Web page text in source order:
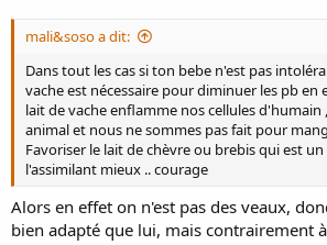
mali&soso a dit:
Dans tout les cas si ton bebe n'est pas
vache est nécessaire pour diminuer les pb en
lait de vache enflamme nos cellules d'humain
animal et nous ne sommes pas fait pour
Favoriser le lait de chèvre ou brebis qui est
l'assimilant mieux .. courage
Alors en effet on n'est pas des veaux,
bien adapté que lui, mais contrairement